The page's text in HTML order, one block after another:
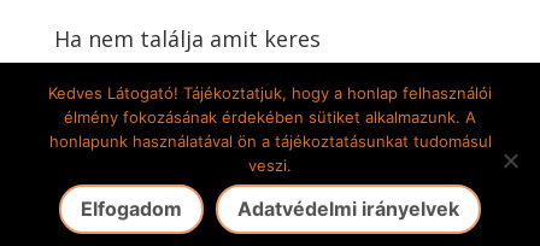
Ha nem találja amit keres
Gete-Pilis Kft. 2009-2024 © Minden jog fenntartva! |
Az oldalt készítette: DekorÁlom Bt.
Kedves Látogató! Tájékoztatjuk, hogy a honlap felhasználói
élmény fokozásának érdekében sütiket alkalmazunk. A
honlapunk használatával ön a tájékoztatásunkat tudomásul
veszi.
Elfogadom Adatvédelmi irányelvek